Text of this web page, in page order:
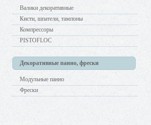
Валики декоративные
Кисти, шпатели, тампоны
Компрессоры
PISTOFLOC
Декоративные панно, фрески
Модульные панно
Фрески